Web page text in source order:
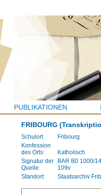
PUBLIKATIONEN
FRIBOURG
Schulort
Fribourg
Konfession
des Orts:
Katholisch
Signatur der
Quelle:
BAR B0 1000/
109v
Standort:
Staatsarchiv